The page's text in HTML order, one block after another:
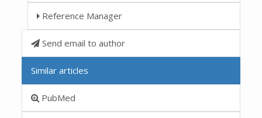
Reference Manager
Send email to author
Similar articles
PubMed